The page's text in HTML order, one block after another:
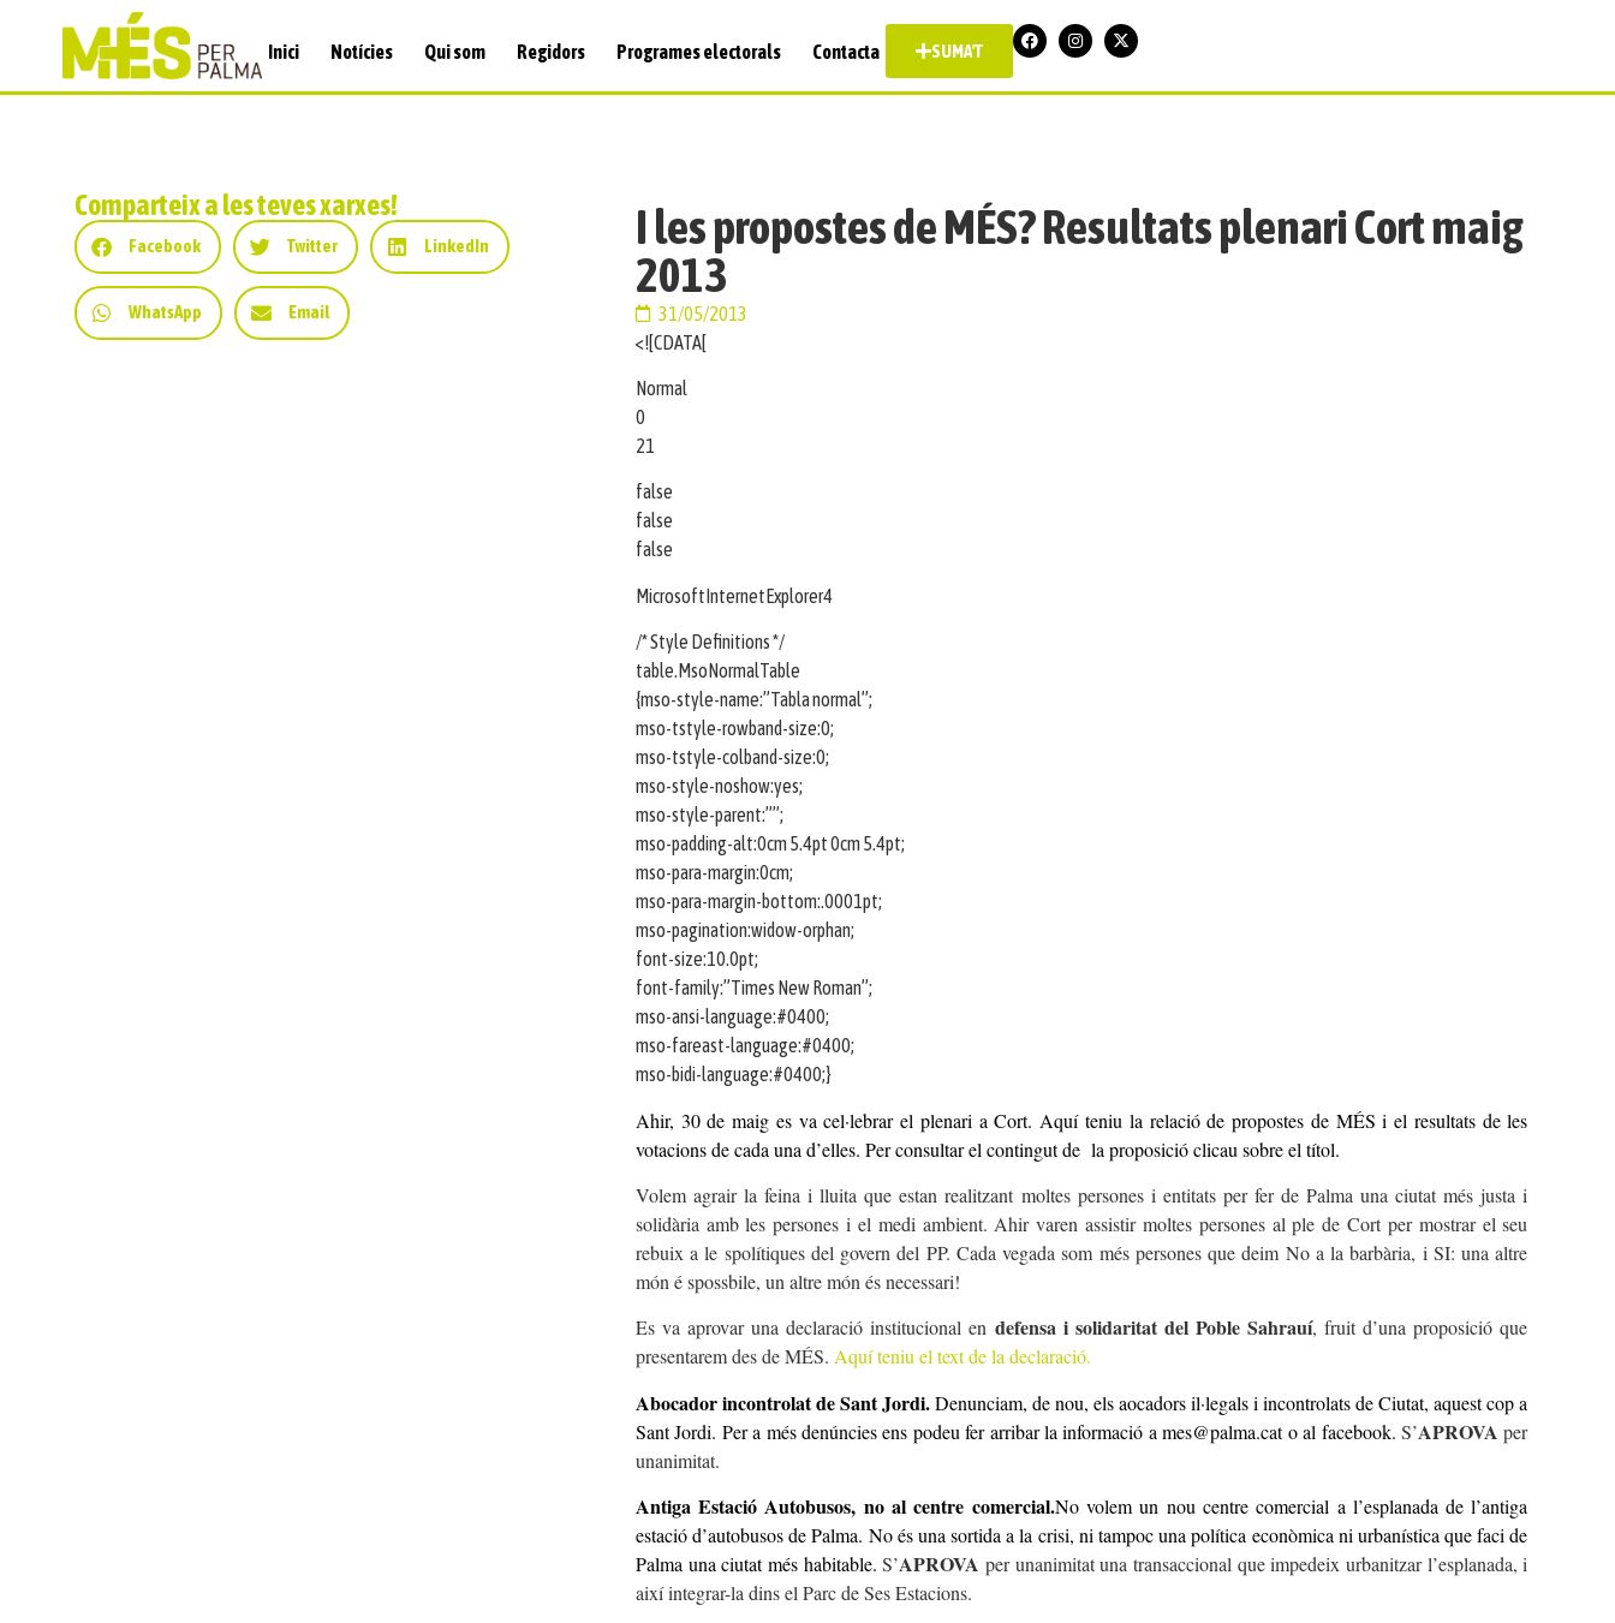
Inici Notícies Qui som Regidors Programes electorals Contacta SUMA'T
Comparteix a les teves xarxes!
Facebook Twitter LinkedIn
WhatsApp Email
I les propostes de MÉS? Resultats plenari Cort maig
2013
31/05/2013
<![CDATA[
Normal
0
21
false
false
false
MicrosoftInternetExplorer4
/* Style Definitions */
table.MsoNormalTable
{mso-style-name:”Tabla normal”;
mso-tstyle-rowband-size:0;
mso-tstyle-colband-size:0;
mso-style-noshow:yes;
mso-style-parent:””;
mso-padding-alt:0cm 5.4pt 0cm 5.4pt;
mso-para-margin:0cm;
mso-para-margin-bottom:.0001pt;
mso-pagination:widow-orphan;
font-size:10.0pt;
font-family:”Times New Roman”;
mso-ansi-language:#0400;
mso-fareast-language:#0400;
mso-bidi-language:#0400;}
Ahir, 30 de maig es va cel·lebrar el plenari a Cort. Aquí teniu la relació de propostes de MÉS i el resultats de les
votacions de cada una d’elles. Per consultar el contingut de la proposició clicau sobre el títol.
Volem agrair la feina i lluita que estan realitzant moltes persones i entitats per fer de Palma una ciutat més justa i
solidària amb les persones i el medi ambient. Ahir varen assistir moltes persones al ple de Cort per mostrar el seu
rebuix a le spolítiques del govern del PP. Cada vegada som més persones que deim No a la barbària, i SI: una altre
món é spossbile, un altre món és necessari!
Es va aprovar una declaració institucional en defensa i solidaritat del Poble Sahrauí, fruit d’una proposició que
presentarem des de MÉS. Aquí teniu el text de la declaració.
Abocador incontrolat de Sant Jordi.Denunciam, de nou, els aocadors il·legals i incontrolats de Ciutat, aquest cop a
Sant Jordi. Per a més denúncies ens podeu fer arribar la informació a mes@palma.cat o al facebook.S’APROVA per
unanimitat.
Antiga Estació Autobusos, no al centre comercial.No volem un nou centre comercial a l’esplanada de l’antiga
estació d’autobusos de Palma. No és una sortida a la crisi, ni tampoc una política econòmica ni urbanística que faci de
Palma una ciutat més habitable.S’APROVA per unanimitat una transaccional que impedeix urbanitzar l’esplanada, i
així integrar-la dins el Parc de Ses Estacions.